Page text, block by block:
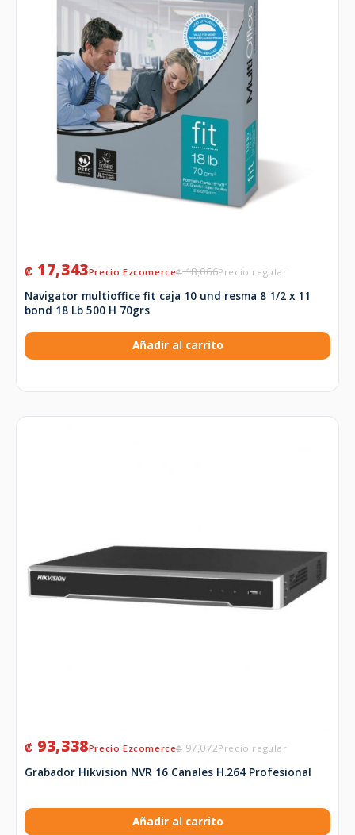
₡18,066
₡ 17,343
Navigator multioffice fit caja 10 und resma 8 1/2 x 11
bond 18 Lb 500 H 70grs
Añadir al carrito
₡97,072
₡ 93,338
Grabador Hikvision NVR 16 Canales H.264 Profesional
Añadir al carrito